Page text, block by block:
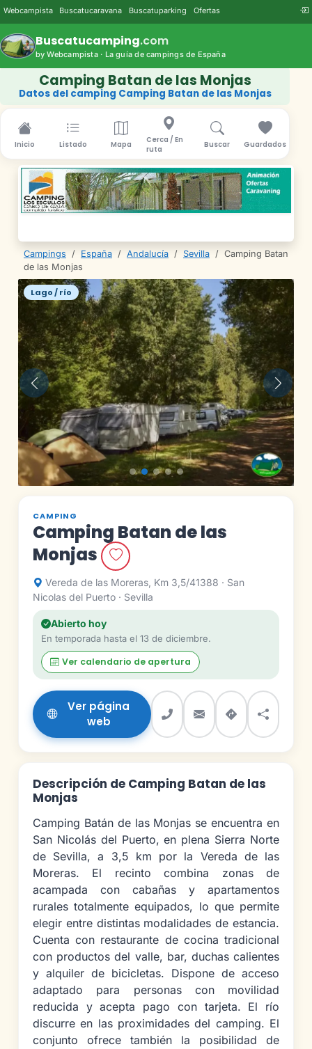
Webcampista Buscatucaravana Buscatuparking Ofertas
Buscatucamping.com
by Webcampista · La guía de campings de España
Camping Batan de las Monjas
Datos del camping Camping Batan de las Monjas
Inicio Listado Mapa
Cerca / En
ruta
Buscar Guardados
Campings / España / Andalucía / Sevilla / Camping Batan
de las Monjas
Lago / río
Anterior
CAMPING
Camping Batan de las
Monjas
Vereda de las Moreras, Km 3,5/41388 · San
Nicolas del Puerto · Sevilla
Abierto hoy
En temporada hasta el 13 de diciembre.
Ver calendario de apertura
Ver página
web
Descripción de Camping Batan de las
Monjas
Camping Batán de las Monjas se encuentra en
San Nicolás del Puerto, en plena Sierra Norte
de Sevilla, a 3,5 km por la Vereda de las
Moreras. El recinto combina zonas de
acampada con cabañas y apartamentos
rurales totalmente equipados, lo que permite
elegir entre distintas modalidades de estancia.
Cuenta con restaurante de cocina tradicional
con productos del valle, bar, duchas calientes
y alquiler de bicicletas. Dispone de acceso
adaptado para personas con movilidad
reducida y acepta pago con tarjeta. El río
discurre en las proximidades del camping. El
conjunto ofrece también la posibilidad de